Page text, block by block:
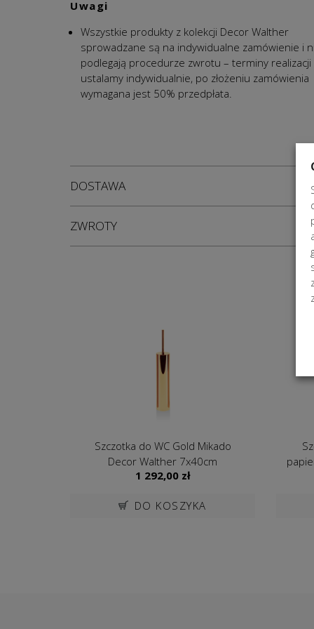
Uwagi
Wszystkie produkty z kolekcji Decor Walther
sprowadzane są na indywidualne zamówienie i
podlegają procedurze zwrotu – terminy realizacji
ustalamy indywidualnie, po złożeniu zamówienia
wymagana jest 50% przedpłata.
DOSTAWA
ZWROTY
Szczotka do WC Gold Mikado
Decor Walther 7x40cm
1 292,00 zł
DO KOSZYKA